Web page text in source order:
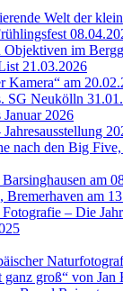
Welt der
im
21.03.2026
Kamera“ am
SG Neukölln
2026
nach den Big
am
Bremerhaven am
– Die
ganz groß“ von